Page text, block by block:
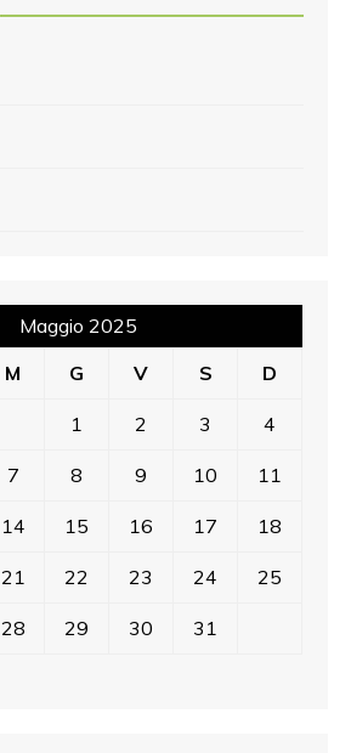
Maggio 2025
M G V S D
1 2 3 4
7 8 9 10 11
14 15 16 17 18
21 22 23 24 25
28 29 30
31